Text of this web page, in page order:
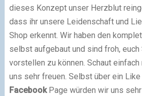
dieses Konzept unser Herzblut
dass ihr unsere Leidenschaft und
Shop erkennt. Wir haben den
selbst aufgebaut und sind froh, euch
vorstellen zu können. Schaut einfach
uns sehr freuen. Selbst über ein
FacebookPage würden wir uns